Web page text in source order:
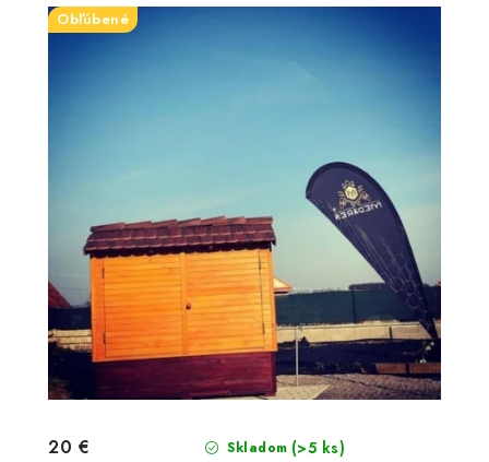
Obľúbené
Skladom (>5 ks)
20 €